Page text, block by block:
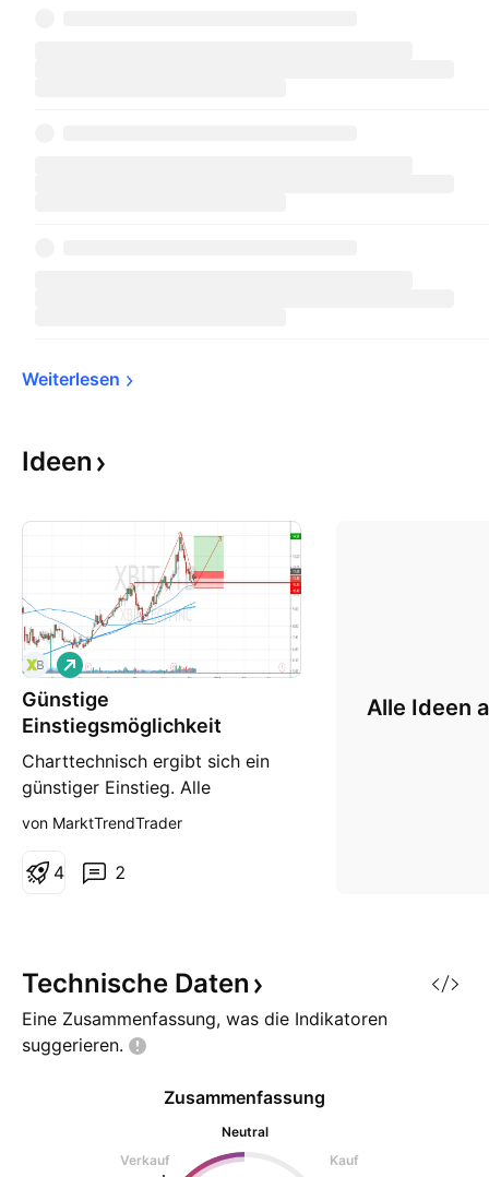
Weiterlesen
Ideen
Günstige
Einstiegsmöglichkeit
Charttechnisch ergibt sich ein
günstiger Einstieg. Alle
Vorzeichnen stehen im
Bewegung zum nächsten hoch.
Verhältnis von 2,5:1 ergibt. Ich
warte noch auf Bestätigung am
Mo.
L
o
n
g
von MarktTrendTrader
2
4
Alle Ideen
Technische Daten
Eine Zusammenfassung, was die Indikatoren
suggerieren.
Zusammenfassung
Neutral
Verkauf
Kauf